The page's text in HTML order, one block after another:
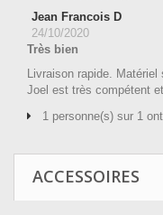
Jean Francois D
24/10/2020
Très bien
Livraison rapide. Matériel
Joel est très compétent
1 personne(s) sur 1
ACCESSOIRES